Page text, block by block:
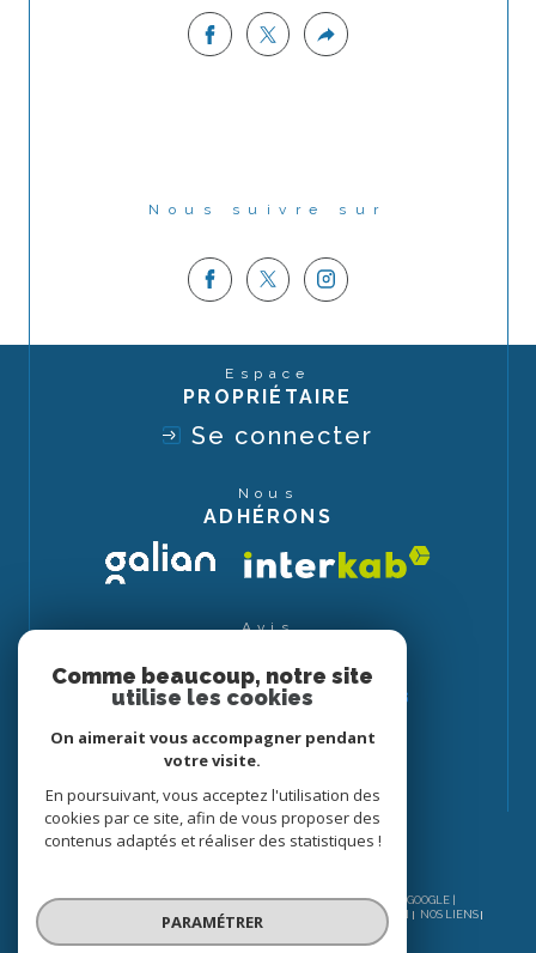
Nous suivre sur
Espace
PROPRIÉTAIRE
Se connecter
Nous
ADHÉRONS
Avis
© 2026 | TOUS DROITS RÉSERVÉS | TRADUCTION POWERED BY GOOGLE |
PLAN DU SITE ADMIN
NOS LIENS
POLITIQUE RGPD
Comme beaucoup, notre site
utilise les cookies
On aimerait vous accompagner pendant
votre visite.
En poursuivant, vous acceptez l'utilisation des
cookies par ce site, afin de vous proposer des
contenus adaptés et réaliser des statistiques !
PARAMÉTRER